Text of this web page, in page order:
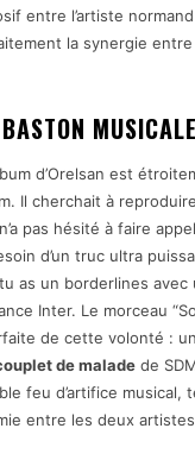
entre l’artiste
la synergie
MUSICALE
d’Orelsan est
Il cherchait à reproduire
pas hésité à faire
d’un truc ultra
as un borderlines avec
Inter. Le morceau
de cette volonté :
de malade de
feu d’artifice musical,
entre les deux